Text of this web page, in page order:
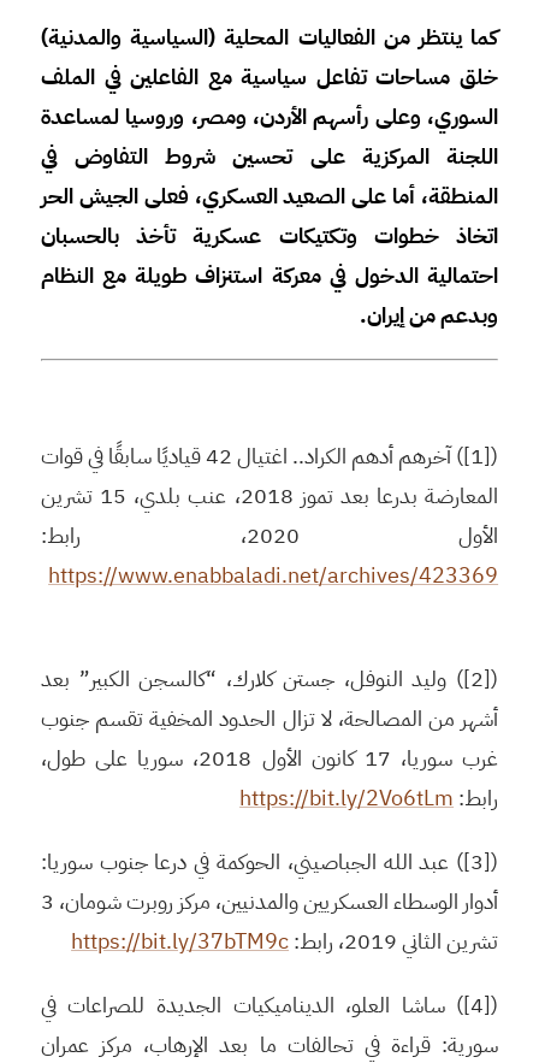
كما ينتظر من الفعاليات المحلية (السياسية والمدنية)
خلق مساحات تفاعل سياسية مع الفاعلين في الملف
السوري، وعلى رأسهم الأردن، ومصر، وروسيا لمساعدة
اللجنة المركزية على تحسين شروط التفاوض في
المنطقة، أما على الصعيد العسكري، فعلى الجيش الحر
اتخاذ خطوات وتكتيكات عسكرية تأخذ بالحسبان
احتمالية الدخول في معركة استنزاف طويلة مع النظام
وبدعم من إيران.
([1]) آخرهم أدهم الكراد.. اغتيال 42 قياديًا سابقًا في قوات
المعارضة بدرعا بعد تموز 2018، عنب بلدي، 15 تشرين
الأول 2020، رابط:
https://www.enabbaladi.net/archives/423369
([2]) وليد النوفل، جستن كلارك، “كالسجن الكبير” بعد
أشهر من المصالحة، لا تزال الحدود المخفية تقسم جنوب
غرب سوريا، 17 كانون الأول 2018، سوريا على طول،
رابط: https://bit.ly/2Vo6tLm
([3]) عبد الله الجباصيني، الحوكمة في درعا جنوب سوريا:
أدوار الوسطاء العسكريين والمدنيين، مركز روبرت شومان، 3
تشرين الثاني 2019، رابط:
https://bit.ly/37bTM9c
([4]) ساشا العلو، الديناميكيات الجديدة للصراعات في
سورية: قراءة في تحالفات ما بعد الإرهاب، مركز عمران